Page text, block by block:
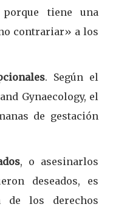
tiene una
contrariar» a los
. Según el
Gynaecology, el
de gestación
, o asesinarlos
deseados, es
de los derechos